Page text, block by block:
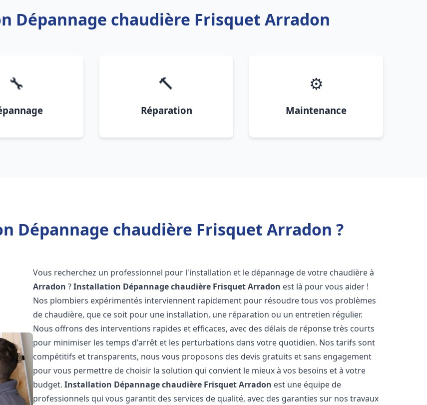
Dépannage chaudière Frisquet Arradon
🔧 🔨
Réparation
⚙️
Maintenance
Dépannage chaudière Frisquet Arradon ?
Vous recherchez un professionnel pour l'installation et le dépannage de votre chaudière à
Arradon ?Installation Dépannage chaudière FrisquetArradon est là pour vous aider !
Nos plombiers expérimentés interviennent rapidement pour résoudre tous vos problèmes
de chaudière, que ce soit pour une installation, une réparation ou un entretien régulier.
Nous offrons des interventions rapides et efficaces, avec des délais de réponse très courts
pour minimiser les temps d'arrêt et les perturbations dans votre quotidien. Nos tarifs sont
compétitifs et transparents, nous vous proposons des devis gratuits et sans engagement
pour vous permettre de choisir la solution qui convient le mieux à vos besoins et à votre
budget.Installation Dépannage chaudière FrisquetArradon est une équipe de
professionnels qui vous garantit des services de qualité, avec des garanties sur nos travaux